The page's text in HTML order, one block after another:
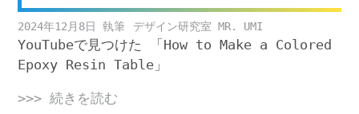
2024年12月8日 デザイン研究室 MR. UMI
YouTubeで見つけた 「How to Make a Colored
Epoxy Resin Table」
>>> 続きを読む